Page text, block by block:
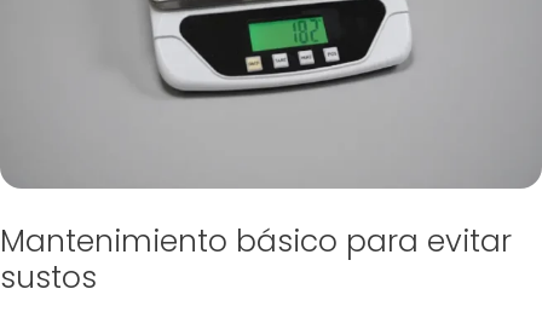
Mantenimiento básico para evitar
sustos